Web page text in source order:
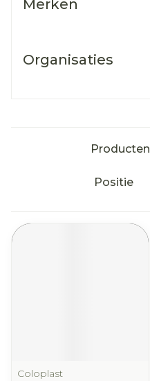
Merken
Organisaties
Producten
Sorteer op:
Coloplast